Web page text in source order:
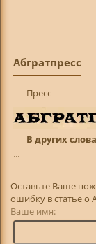
Абгратпресс
Пресс
В других
...
Оставьте Ваше
ошибку в статье о
Ваше имя: